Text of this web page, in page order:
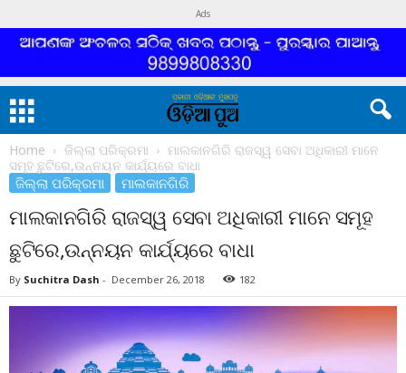
Ads
Home ଜିଲ୍ଲା ପରିକ୍ରମା
ମାଲକାନଗିରି ରାଜସ୍ୱ ସେବା ଅଧିକାରୀ ମାନେ
ସମୂହ ଛୁଟିରେ,ଉନ୍ନୟନ କାର୍ଯ୍ୟରେ ବାଧା
ଜିଲ୍ଲା ପରିକ୍ରମା ମାଲକାନଗିରି
ମାଲକାନଗିରି ରାଜସ୍ୱ ସେବା ଅଧିକାରୀ ମାନେ ସମୂହ
ଛୁଟିରେ,ଉନ୍ନୟନ କାର୍ଯ୍ୟରେ ବାଧା
By Suchitra Dash - December 26, 2018 182